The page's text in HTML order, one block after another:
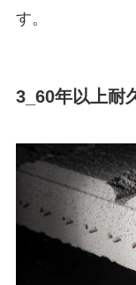
す。
3_60年以上耐